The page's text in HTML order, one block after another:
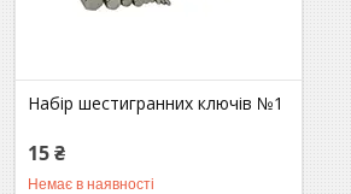
Набір шестигранних ключів №1
15 ₴
Немає в наявності